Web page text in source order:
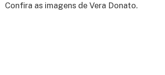
Confira as imagens de Vera Donato.